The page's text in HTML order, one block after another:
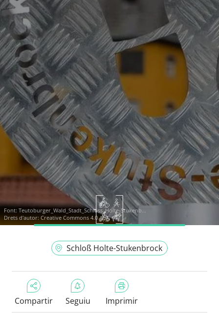
Font: Teutoburger_Wald_Stadt_Schloss_Holte-Stukenb...
Drets d'autor: Creative Commons 4.0
Schloß Holte-Stukenbrock
Compartir Seguiu Imprimir